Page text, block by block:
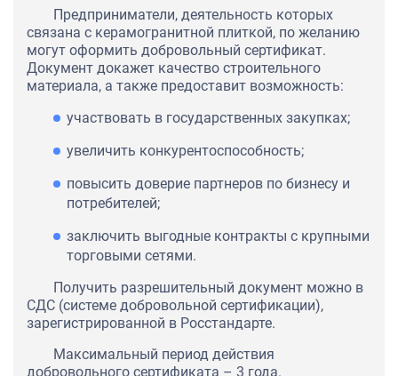
Предприниматели, деятельность которых
связана с керамогранитной плиткой, по желанию
могут оформить добровольный сертификат.
Документ докажет качество строительного
материала, а также предоставит возможность:
участвовать в государственных закупках;
увеличить конкурентоспособность;
повысить доверие партнеров по бизнесу и
потребителей;
заключить выгодные контракты с крупными
торговыми сетями.
Получить разрешительный документ можно в
СДС (системе добровольной сертификации),
зарегистрированной в Росстандарте.
Максимальный период действия
добровольного сертификата – 3 года.